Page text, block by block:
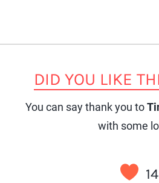
DID YOU LIKE
You can say thank you to
with some
14